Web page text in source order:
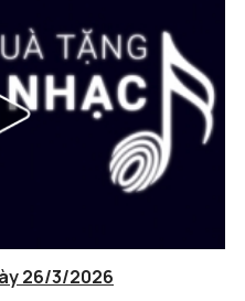
26/3/2026